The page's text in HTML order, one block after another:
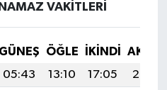
VAKITLERI
GÜNEŞ ÖĞLE İKINDI
05:43 13:10 17:05
20:27